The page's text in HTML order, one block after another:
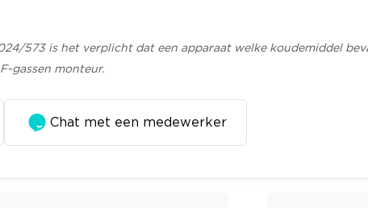
573 is het verplicht dat een apparaat welke koudemiddel
gassen monteur.
Chat met een medewerker